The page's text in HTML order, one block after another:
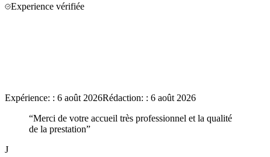
Experience vérifiée
Expérience: : 6 août 2026Rédaction: : 6 août 2026
“Merci de votre accueil très professionnel et la qualité
de la prestation”
J